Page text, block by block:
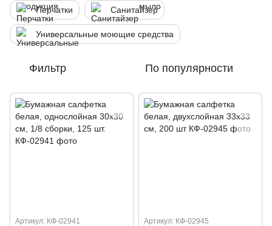
Перчатки Санитайзер
Универсальные моющие средства
Фильтр По популярности
Артикул: КФ-02941 Артикул: КФ-02945